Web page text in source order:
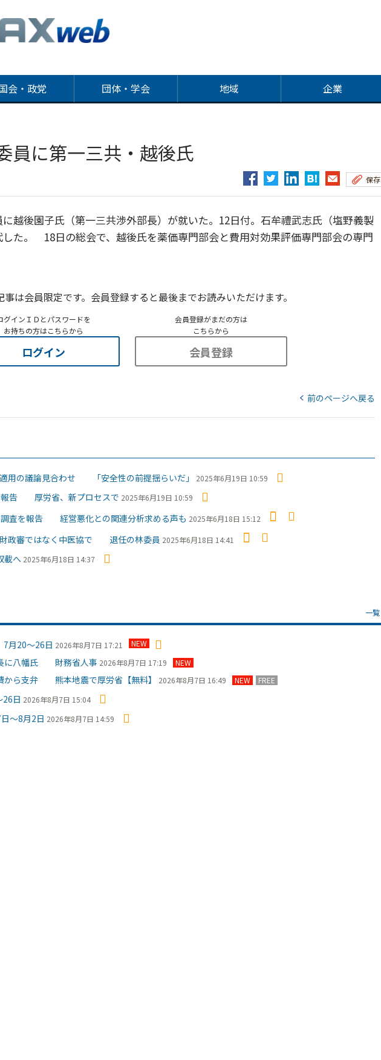
会・政党 団体・学会 地域 企業
員に第一三共・越後氏
保存
越後園子氏（第一三共渉外部長）が就いた。12日付。石牟禮武志氏（塩野義製
た。 18日の総会で、越後氏を薬価専門部会と費用対効果評価専門部会の専門
事は会員限定です。会員登録すると最後までお読みいただけます。
グインＩＤとパスワードを
お持ちの方はこちらから
ログイン
会員登録がまだの方は
こちらから
会員登録
前のページへ戻る
適用の議論見合わせ 「安全性の前提揺らいだ」 2025年6月19日 10:59
報告 厚労省、新プロセスで 2025年6月19日 10:59
調査を報告 経営悪化との関連分析求める声も 2025年6月18日 15:12
財政審ではなく中医協で 退任の林委員 2025年6月18日 14:41
載へ 2025年6月18日 14:37
一覧
月20～26日 2026年8月7日 17:21 NEW
に八幡氏 財務省人事 2026年8月7日 17:19 NEW
から支弁 熊本地震で厚労省【無料】 2026年8月7日 16:49 NEW FREE
日 2026年8月7日 15:04
～8月2日 2026年8月7日 14:59